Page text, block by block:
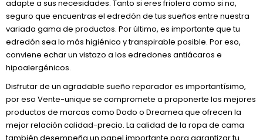
adapte a sus necesidades. Tanto si eres friolera como si no,
seguro que encuentras el edredón de tus sueños entre nuestra
variada gama de productos. Por último, es importante que tu
edredón sea lo más higiénico y transpirable posible. Por eso,
conviene echar un vistazo a los edredones antiácaros e
hipoalergénicos.
Disfrutar de un agradable sueño reparador es importantísimo,
por eso Vente-unique se compromete a proponerte los mejores
productos de marcas como Dodo o Dreamea que ofrecen la
mejor relación calidad-precio. La calidad de la ropa de cama